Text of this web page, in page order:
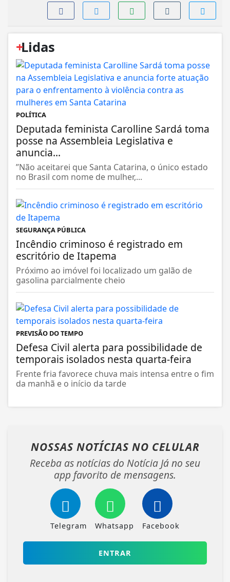
+
Lidas
POLÍTICA
Deputada feminista Carolline Sardá toma
posse na Assembleia Legislativa e
anuncia...
”Não aceitarei que Santa Catarina, o único estado
no Brasil com nome de mulher,...
SEGURANÇA PÚBLICA
Incêndio criminoso é registrado em
escritório de Itapema
Próximo ao imóvel foi localizado um galão de
gasolina parcialmente cheio
PREVISÃO DO TEMPO
Defesa Civil alerta para possibilidade de
temporais isolados nesta quarta-feira
Frente fria favorece chuva mais intensa entre o fim
da manhã e o início da tarde
NOSSAS NOTÍCIAS NO CELULAR
Receba as notícias do Notícia Já no seu
app favorito de mensagens.
Telegram Whatsapp Facebook
ENTRAR